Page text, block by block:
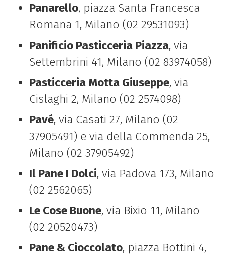
Panarello, piazza Santa Francesca
Romana 1, Milano (02 29531093)
Panificio Pasticceria Piazza, via
Settembrini 41, Milano (02 83974058)
Pasticceria Motta Giuseppe, via
Cislaghi 2, Milano (02 2574098)
Pavé, via Casati 27, Milano (02
37905491) e via della Commenda 25,
Milano (02 37905492)
Il Pane I Dolci, via Padova 173, Milano
(02 2562065)
Le Cose Buone, via Bixio 11, Milano
(02 20520473)
Pane & Cioccolato, piazza Bottini 4,